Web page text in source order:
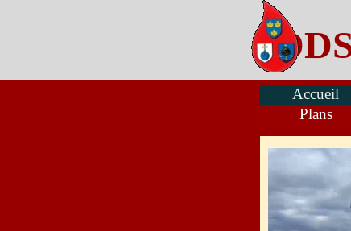
Sauter le menu
Accueil
Plans